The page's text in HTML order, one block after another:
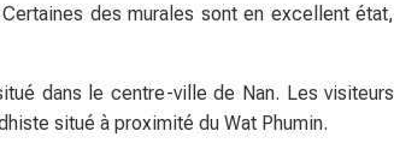
des murales sont en excellent état,
dans le centre-ville de Nan. Les visiteurs
situé à proximité du Wat Phumin.